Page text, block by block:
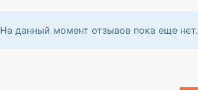
На данный момент отзывов пока еще нет.